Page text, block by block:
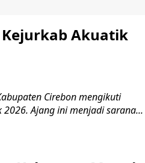
Akuatik
Cirebon mengikuti
Ajang ini menjadi sarana...